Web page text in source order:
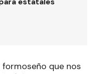
formoseño que nos